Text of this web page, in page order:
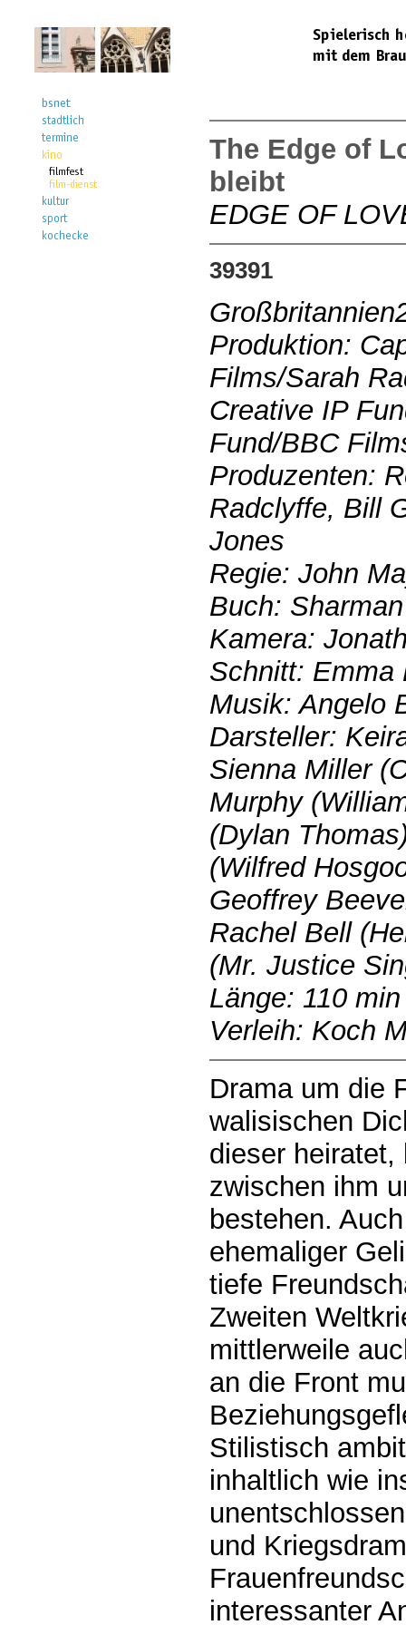
The Edge of
bleibt
EDGE OF
39391
Produktion:
Films/Sarah
Creative IP
Fund/BBC
Produzenten:
Radclyffe, Bill
Jones
Regie: John
Buch:
Kamera:
Schnitt: Emma
Musik: Angelo
Darsteller:
Sienna Miller
Murphy
(Dylan
(Wilfred
Geoffrey
Rachel Bell
(Mr. Justice
Länge: 110 min
Verleih: Koch
Drama um die
walisischen
dieser heiratet,
zwischen ihm
bestehen.
ehemaliger
tiefe
Zweiten
mittlerweile
an die Front
Stilistisch
inhaltlich wie
und
interessanter